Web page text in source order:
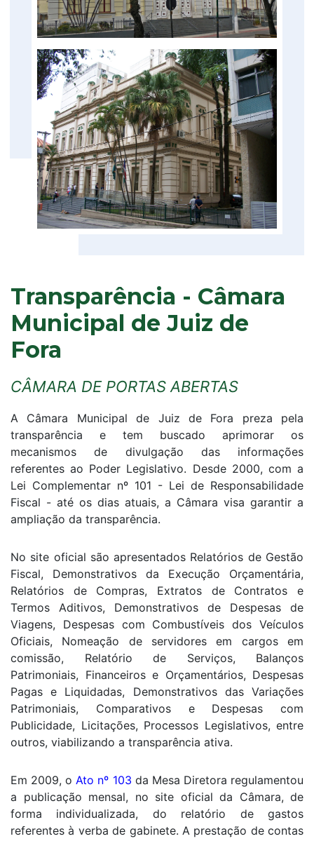
Transparência - Câmara
Municipal de Juiz de
Fora
CÂMARA DE PORTAS ABERTAS
A Câmara Municipal de Juiz de Fora preza pela
transparência e tem buscado aprimorar os
mecanismos de divulgação das informações
referentes ao Poder Legislativo. Desde 2000, com a
Lei Complementar nº 101 - Lei de Responsabilidade
Fiscal - até os dias atuais, a Câmara visa garantir a
ampliação da transparência.
No site oficial são apresentados Relatórios de Gestão
Fiscal, Demonstrativos da Execução Orçamentária,
Relatórios de Compras, Extratos de Contratos e
Termos Aditivos, Demonstrativos de Despesas de
Viagens, Despesas com Combustíveis dos Veículos
Oficiais, Nomeação de servidores em cargos em
comissão, Relatório de Serviços, Balanços
Patrimoniais, Financeiros e Orçamentários, Despesas
Pagas e Liquidadas, Demonstrativos das Variações
Patrimoniais, Comparativos e Despesas com
Publicidade, Licitações, Processos Legislativos, entre
outros, viabilizando a transparência ativa.
Em 2009, oAto nº 103 da Mesa Diretora regulamentou
a publicação mensal, no site oficial da Câmara, de
forma individualizada, do relatório de gastos
referentes à verba de gabinete. A prestação de contas